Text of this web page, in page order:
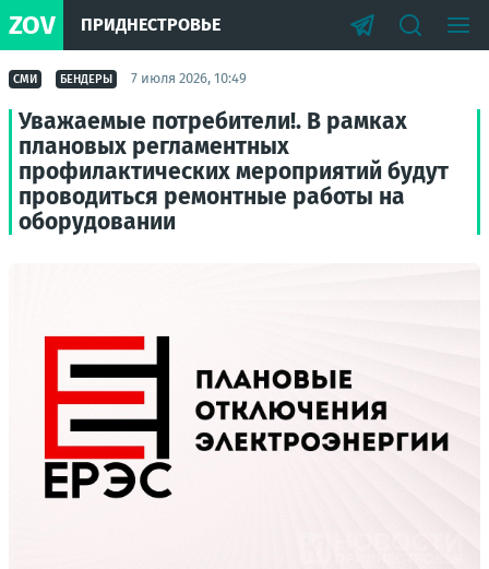
ZOV ПРИДНЕСТРОВЬЕ
СМИ БЕНДЕРЫ 7 июля 2026, 10:49
Уважаемые потребители!. В рамках
плановых регламентных
профилактических мероприятий будут
проводиться ремонтные работы на
оборудовании